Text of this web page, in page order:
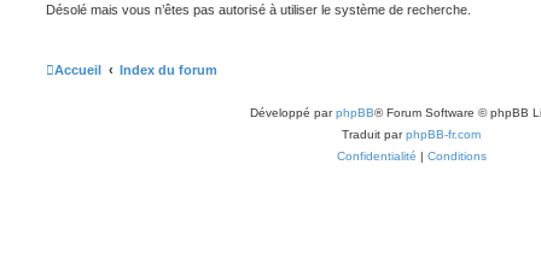
Désolé mais vous n’êtes pas autorisé à utiliser le système de recherche.
Accueil Index du forum
Développé parphpBB® Forum Software © phpBB
Traduit parphpBB-fr.com
Confidentialité | Conditions